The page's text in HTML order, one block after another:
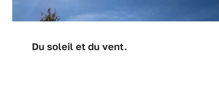
Du soleil et du vent.